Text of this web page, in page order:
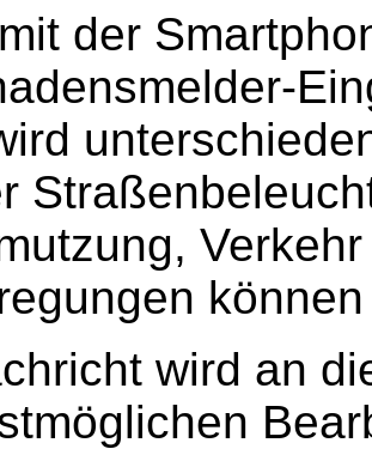
der
wird an